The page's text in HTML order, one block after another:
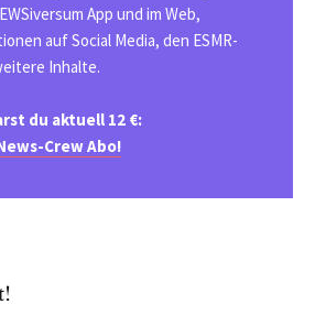
App und im Web,
auf Social Media, den ESMR-
Inhalte.
du aktuell 12 €:
Crew Abo!